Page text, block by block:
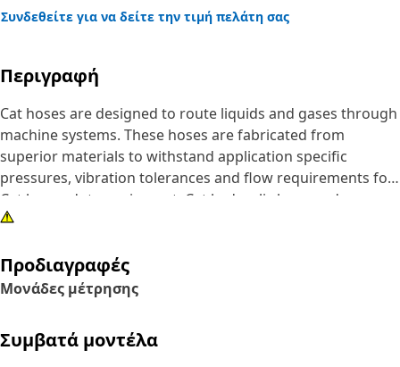
Συνδεθείτε για να δείτε την τιμή πελάτη σας
Περιγραφή
Cat hoses are designed to route liquids and gases through
machine systems. These hoses are fabricated from
superior materials to withstand application specific
pressures, vibration tolerances and flow requirements for
Cat heavy-duty equipment. Cat hydraulic hose and
couplings are subjected to the most rigorous testing
combination is tested as a system to ensure a perfect fit
that yields maximum safety and dependability.
Προδιαγραφές
Μονάδες μέτρησης
Συμβατά μοντέλα